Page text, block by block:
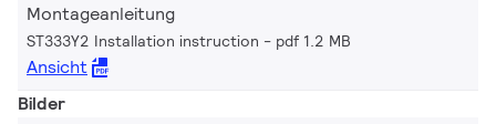
Montageanleitung
ST333Y2 Installation instruction pdf 1.2 MB
Ansicht
Bilder